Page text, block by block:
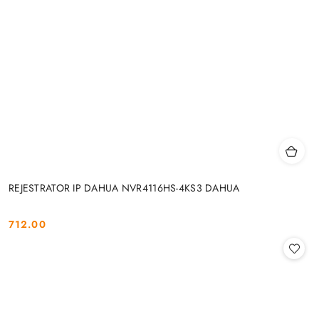
REJESTRATOR IP DAHUA NVR4116HS-4KS3 DAHUA
Cena:
712.00